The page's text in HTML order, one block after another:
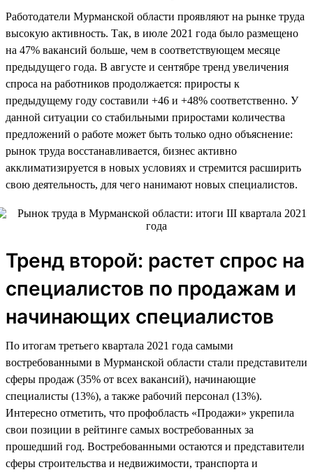
Работодатели Мурманской области проявляют на рынке труда
высокую активность. Так, в июле 2021 года было размещено
на 47% вакансий больше, чем в соответствующем месяце
предыдущего года. В августе и сентябре тренд увеличения
спроса на работников продолжается: приросты к
предыдущему году составили +46 и +48% соответственно. У
данной ситуации со стабильными приростами количества
предложений о работе может быть только одно объяснение:
рынок труда восстанавливается, бизнес активно
акклиматизируется в новых условиях и стремится расширить
свою деятельность, для чего нанимают новых специалистов.
Тренд второй: растет спрос на
специалистов по продажам и
начинающих специалистов
По итогам третьего квартала 2021 года самыми
востребованными в Мурманской области стали представители
сферы продаж (35% от всех вакансий), начинающие
специалисты (13%), а также рабочий персонал (13%).
Интересно отметить, что профобласть «Продажи» укрепила
свои позиции в рейтинге самых востребованных за
прошедший год. Востребованными остаются и представители
сферы строительства и недвижимости, транспорта и